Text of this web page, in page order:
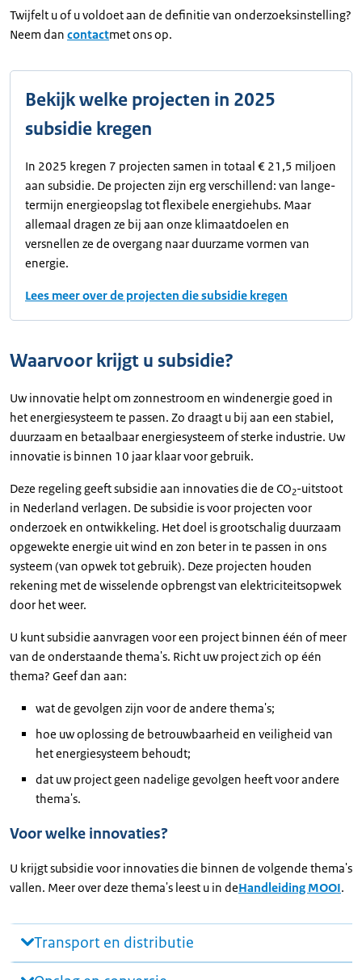
Twijfelt u of u voldoet aan de definitie van onderzoeksinstelling?
Neem dan contactmet ons op.
Bekijk welke projecten in 2025
subsidie kregen
In 2025 kregen 7 projecten samen in totaal € 21,5 miljoen
aan subsidie. De projecten zijn erg verschillend: van lange-
termijn energieopslag tot flexibele energiehubs. Maar
allemaal dragen ze bij aan onze klimaatdoelen en
versnellen ze de overgang naar duurzame vormen van
energie.
Lees meer over de projecten die subsidie kregen
Waarvoor krijgt u subsidie?
Uw innovatie helpt om zonnestroom en windenergie goed in
het energiesysteem te passen. Zo draagt u bij aan een stabiel,
duurzaam en betaalbaar energiesysteem of sterke industrie. Uw
innovatie is binnen 10 jaar klaar voor gebruik.
Deze regeling geeft subsidie aan innovaties die de CO2-uitstoot
in Nederland verlagen. De subsidie is voor projecten voor
onderzoek en ontwikkeling. Het doel is grootschalig duurzaam
opgewekte energie uit wind en zon beter in te passen in ons
systeem (van opwek tot gebruik). Deze projecten houden
rekening met de wisselende opbrengst van elektriciteitsopwek
door het weer.
U kunt subsidie aanvragen voor een project binnen één of meer
van de onderstaande thema's. Richt uw project zich op één
thema? Geef dan aan:
wat de gevolgen zijn voor de andere thema's;
hoe uw oplossing de betrouwbaarheid en veiligheid van
het energiesysteem behoudt;
dat uw project geen nadelige gevolgen heeft voor andere
thema's.
Voor welke innovaties?
U krijgt subsidie voor innovaties die binnen de volgende thema's
vallen. Meer over deze thema's leest u in deHandleiding MOOI.
Transport en distributie